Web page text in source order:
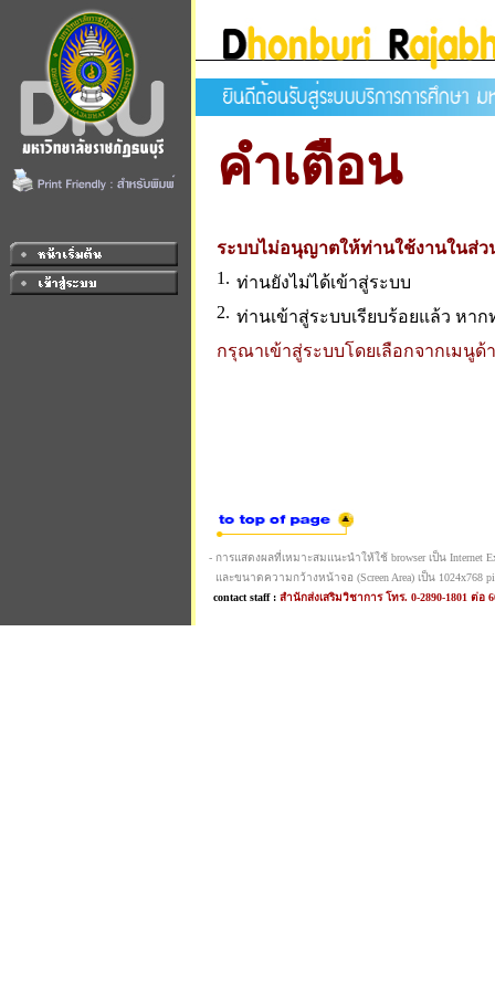
คำเตือน
ระบบไม่อนุญาตให้ท่านใช้งานในส่ว
1. ท่านยังไม่ได้เข้าสู่ระบบ
2. ท่านเข้าสู่ระบบเรียบร้อยแล้ว หา
กรุณาเข้าสู่ระบบโดยเลือกจากเมนูด้
- การแสดงผลที่เหมาะสมแนะนำให้ใช้ browser เป็น Internet
และขนาดความกว้างหน้าจอ (Screen Area) เป็น 1024x768
contact staff : สำนักส่งเสริมวิชาการ โทร. 0-2890-1801 ต่อ